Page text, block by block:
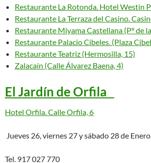
Restaurante La Rotonda. Hotel Westin
Restaurante La Terraza del Casino.
Restaurante Miyama Castellana (Pº de
Restaurante Palacio Cibeles. (Plaza
Restaurante Teatriz (Hermosilla, 15)
Zalacaín (Calle Álvarez Baena, 4)
El Jardín de Orfila
Hotel Orfila. Calle Orfila, 6
Jueves 26, viernes 27 y sábado 28 de
Tel. 917 027 770